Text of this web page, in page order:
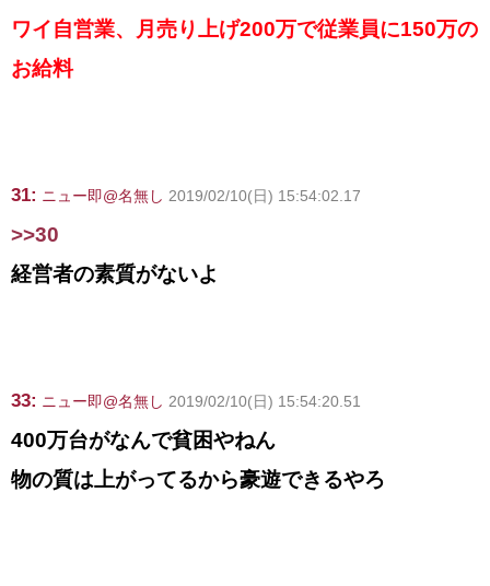
ワイ自営業、月売り上げ200万で従業員に150万の
お給料
31: ニュー即@名無し 2019/02/10(日) 15:54:02.17
>>30
経営者の素質がないよ
33: ニュー即@名無し 2019/02/10(日) 15:54:20.51
400万台がなんで貧困やねん
物の質は上がってるから豪遊できるやろ